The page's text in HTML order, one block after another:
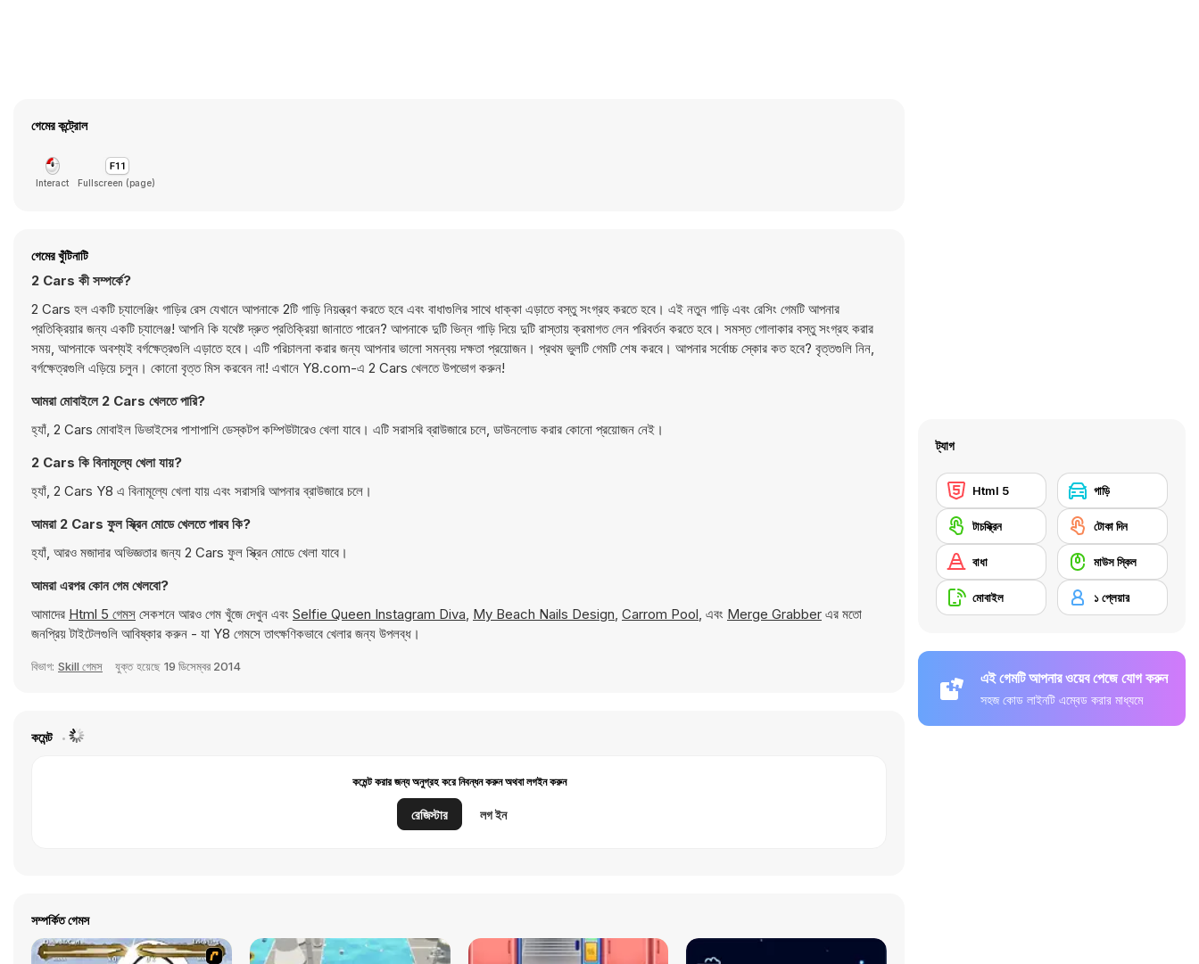
গেমের কন্ট্রোল
Interact Fullscreen (page)
গেমের খুঁটিনাটি
2 Cars কী সম্পর্কে?
2 Cars হল একটি চ্যালেঞ্জিং গাড়ির রেস যেখানে আপনাকে 2টি গাড়ি নিয়ন্ত্রণ করতে হবে এবং বাধাগুলির সাথে ধাক্কা এড়াতে বস্তু সংগ্রহ করতে হবে। এই নতুন গাড়ি এবং রেসিং গেমটি আপনার
প্রতিক্রিয়ার জন্য একটি চ্যালেঞ্জ! আপনি কি যথেষ্ট দ্রুত প্রতিক্রিয়া জানাতে পারেন? আপনাকে দুটি ভিন্ন গাড়ি দিয়ে দুটি রাস্তায় ক্রমাগত লেন পরিবর্তন করতে হবে। সমস্ত গোলাকার বস্তু সংগ্রহ করার
সময়, আপনাকে অবশ্যই বর্গক্ষেত্রগুলি এড়াতে হবে। এটি পরিচালনা করার জন্য আপনার ভালো সমন্বয় দক্ষতা প্রয়োজন। প্রথম ভুলটি গেমটি শেষ করবে। আপনার সর্বোচ্চ স্কোর কত হবে? বৃত্তগুলি নিন,
বর্গক্ষেত্রগুলি এড়িয়ে চলুন। কোনো বৃত্ত মিস করবেন না! এখানে Y8.com-এ 2 Cars খেলতে উপভোগ করুন!
আমরা মোবাইলে 2 Cars খেলতে পারি?
হ্যাঁ, 2 Cars মোবাইল ডিভাইসের পাশাপাশি ডেস্কটপ কম্পিউটারেও খেলা যাবে। এটি সরাসরি ব্রাউজারে চলে, ডাউনলোড করার কোনো প্রয়োজন নেই।
2 Cars কি বিনামূল্যে খেলা যায়?
হ্যাঁ, 2 Cars Y8 এ বিনামূল্যে খেলা যায় এবং সরাসরি আপনার ব্রাউজারে চলে।
আমরা 2 Cars ফুল স্ক্রিন মোডে খেলতে পারব কি?
হ্যাঁ, আরও মজাদার অভিজ্ঞতার জন্য 2 Cars ফুল স্ক্রিন মোডে খেলা যাবে।
আমরা এরপর কোন গেম খেলবো?
আমাদের Html 5 গেমস সেকশনে আরও গেম খুঁজে দেখুন এবং Selfie Queen Instagram Diva, My Beach Nails Design, Carrom Pool, এবং Merge Grabber এর মতো
জনপ্রিয় টাইটেলগুলি আবিষ্কার করুন - যা Y8 গেমসে তাৎক্ষণিকভাবে খেলার জন্য উপলব্ধ।
বিভাগ: Skill গেমস যুক্ত হয়েছে 19 ডিসেম্বর 2014
কমেন্ট
কমেন্ট করার জন্য অনুগ্রহ করে নিবন্ধন করুন অথবা লগইন করুন
রেজিস্টার লগ ইন
সম্পর্কিত গেমস
ট্যাগ
Html 5 গাড়ি
টাচস্ক্রিন টোকা দিন
বাধা মাউস স্কিল
মোবাইল ১ প্লেয়ার
এই গেমটি আপনার ওয়েব পেজে যোগ করুন
সহজ কোড লাইনটি এম্বেড করার মাধ্যমে